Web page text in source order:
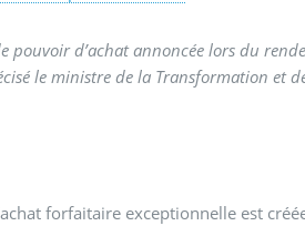
pouvoir d’achat annoncée lors du
le ministre de la Transformation et
forfaitaire exceptionnelle est